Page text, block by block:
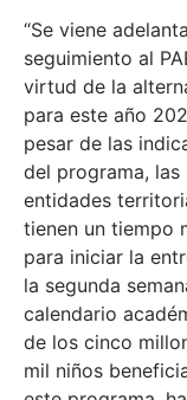
“Se viene
seguimiento al
virtud de la
para este año
pesar de las
del programa, las
entidades
tienen un tiempo
para iniciar la
la segunda
calendario
de los cinco
mil niños